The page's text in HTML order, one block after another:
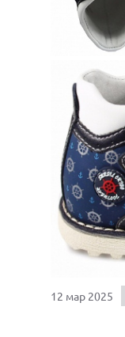
12 мар 2025